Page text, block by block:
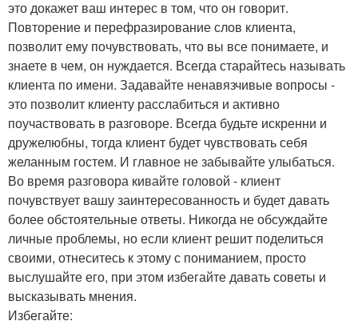
это докажет ваш интерес в том, что он говорит.
Повторение и перефразирование слов клиента,
позволит ему почувствовать, что вы все понимаете, и
знаете в чем, он нуждается. Всегда старайтесь называть
клиента по имени. Задавайте ненавязчивые вопросы -
это позволит клиенту расслабиться и активно
поучаствовать в разговоре. Всегда будьте искренни и
дружелюбны, тогда клиент будет чувствовать себя
желанным гостем. И главное не забывайте улыбаться.
Во время разговора кивайте головой - клиент
почувствует вашу заинтересованность и будет давать
более обстоятельные ответы. Никогда не обсуждайте
личные проблемы, но если клиент решит поделиться
своими, отнеситесь к этому с пониманием, просто
выслушайте его, при этом избегайте давать советы и
высказывать мнения.
Избегайте: